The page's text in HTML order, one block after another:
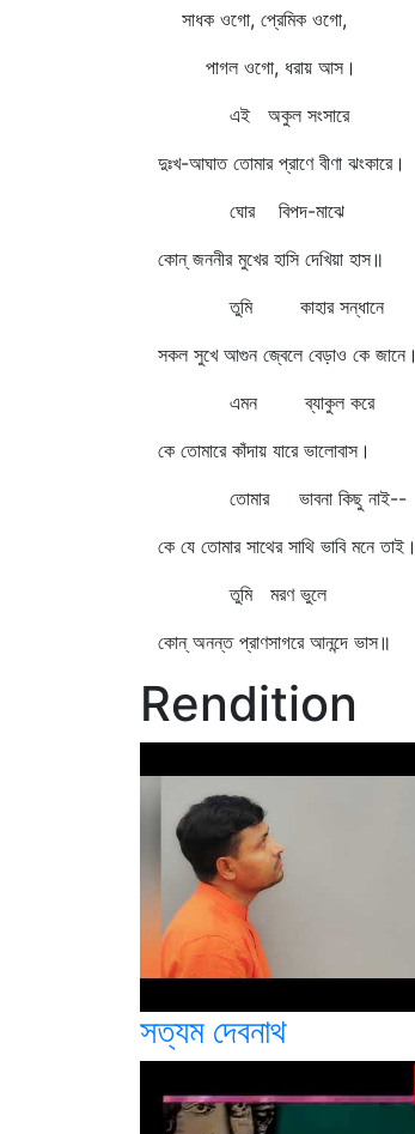
সাধক ওগো, প্রেমিক ওগো,
পাগল ওগো, ধরায় আস।
এই অকুল সংসারে
দুঃখ-আঘাত তোমার প্রাণে বীণা ঝংকারে।
ঘোর বিপদ-মাঝে
কোন্‌ জননীর মুখের হাসি দেখিয়া হাস॥
তুমি কাহার সন্ধানে
সকল সুখে আগুন জ্বেলে বেড়াও কে জানে।
এমন ব্যাকুল করে
কে তোমারে কাঁদায় যারে ভালোবাস।
তোমার ভাবনা কিছু নাই--
কে যে তোমার সাথের সাথি ভাবি মনে তাই।
তুমি মরণ ভুলে
কোন্‌ অনন্ত প্রাণসাগরে আনন্দে ভাস॥
Rendition
সত্যম দেবনাথ